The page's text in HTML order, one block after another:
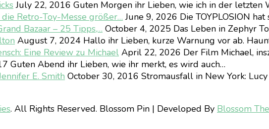
July 22, 2016 Guten Morgen ihr Lieben, wie ich in der letzten
Retro-Toy-Messe größer… June 9, 2026 Die TOYPLOSION
Bazaar – 25 Tipps,… October 4, 2025 Das Leben in Zephyr
August 7, 2024 Hallo ihr Lieben, kurze Warnung vor ab.
Eine Review zu Michael April 22, 2026 Der Film Michael,
Guten Abend ihr Lieben, wie ihr merkt, es wird auch…
E. Smith October 30, 2016 Stromausfall in New York:
. All Rights Reserved. Blossom Pin | Developed By Blossom